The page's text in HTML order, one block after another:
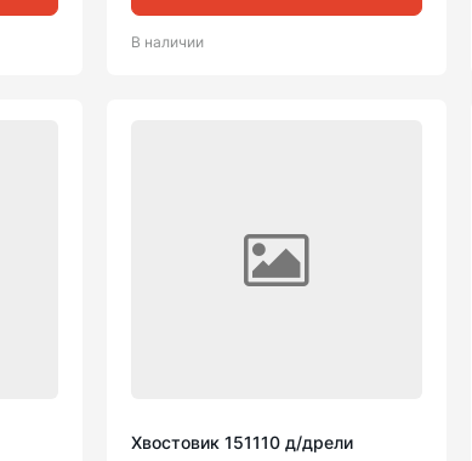
В наличии
Хвостовик 151110 д/дрели